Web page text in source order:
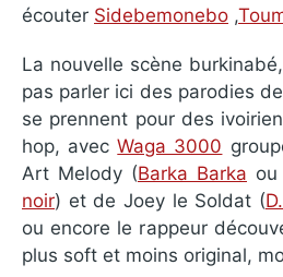
écouter Sidebemonebo ,
La nouvelle scène
pas parler ici des parodies
se prennent pour des
hop, avecWaga 3000
Art Melody (Barka Barka ou
noir) et de Joey le Soldat (
ou encore le rappeur
plus soft et moins original,